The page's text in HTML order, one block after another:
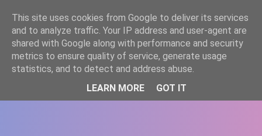
WWW.GAZISTI.RO
This site uses cookies from Google to deliver its services
and to analyze traffic. Your IP address and user-agent are
shared with Google along with performance and security
metrics to ensure quality of service, generate usage
statistics, and to detect and address abuse.
LEARN MORE
GOT IT